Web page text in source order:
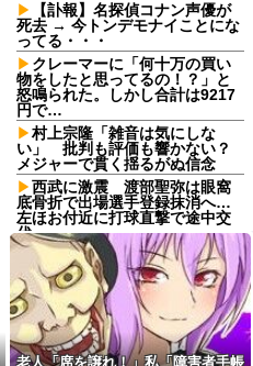
【訃報】名探偵コナン声優が
死去 → 今トンデモナイことにな
ってる・・・
クレーマーに「何十万の買い
物をしたと思ってるの！？」と
怒鳴られた。しかし合計は9217
円で…
村上宗隆「雑音は気にしな
い」 批判も評価も響かない？
メジャーで貫く揺るがぬ信念
西武に激震 渡部聖弥は眼窩
底骨折で出場選手登録抹消へ…
左ほお付近に打球直撃で途中交
代
週1エステ＆週3パーソナルジ
ム通いの美意識過剰な先輩「こ
れって普通だよね？」→私「真
似できません…」の不毛なやり
取りに疲れ果てた・・・
【旦那の反応がコレ】夫の女
友達との闇交際が発覚？！その
老人「席を譲れ！」私「障害者手帳